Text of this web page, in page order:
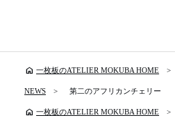
home 一枚板のATELIER MOKUBA HOME
NEWS 第二のアフリカンチェリー
home 一枚板のATELIER MOKUBA HOME